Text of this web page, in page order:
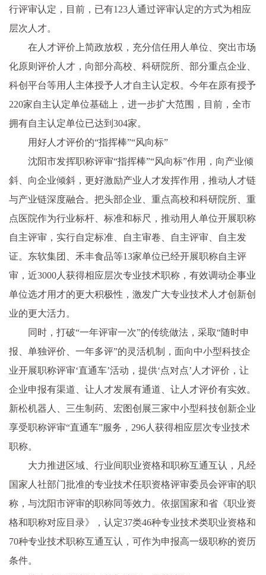
行评审认定，目前，已有123人通过评审认定的方式为相应
层次人才。
在人才评价上简政放权，充分信任用人单位、突出市场
化原则评价人才，向部分高校、科研院所、部分重点企业、
科创平台等用人主体授予人才自主认定权。今年在原有授予
220家自主认定单位基础上，进一步扩大范围，目前，全市
拥有自主认定单位已达到304家。
用好人才评价的“指挥棒”“风向标”
沈阳市发挥职称评审“指挥棒”“风向标”作用，向产业倾
斜、向企业倾斜，更好激励产业人才发挥作用，推动人才链
与产业链深度融合。把头部企业、重点高校和科研院所、重
点医院作为行业标杆、标准和标尺，推动用人单位开展职称
自主评审，实行自定标准、自主审卷、自主评审、自主发
证。东软集团、禾丰食品等13家单位已经开展职称自主评
审，近3000人获得相应层次专业技术职称，有效调动企事业
单位选才用才的更大积极性，激发广大专业技术人才创新创
业的更大活力。
同时，打破“一年评审一次”的传统做法，采取“随时申
报、单独评价、一年多评”的灵活机制，面向中小型科技企
业开展职称评审‘直通车’活动，提供‘点对点’人才评价，让
企业申报有渠道、让人才发展有通道、让人才评价有实效。
新松机器人、三生制药、宏图创展三家中小型科技创新企业
享受职称评审“直通车”服务，296人获得相应层次专业技术
职称。
大力推进区域、行业间职业资格和职称互通互认，凡经
国家人社部门批准的专业技术任职资格评审委员会评审的职
称，与沈阳市评审的职称同等效力。依据国家和省《职业资
格和职称对应目录》，认定37类46种专业技术类职业资格和
70种专业技术职称互通互认，可作为申报高一级职称的资历
条件。